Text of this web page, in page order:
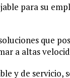
para su
que
a altas
y de